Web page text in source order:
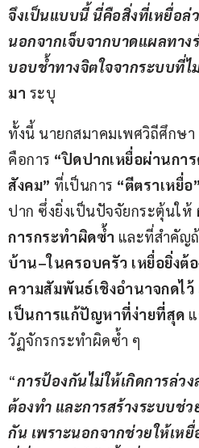
จึงเป็นแบบนี้ นี่คือสิ่งที่เหยื่อล่
นอกจากเจ็บจากบาดแผลทาง
บอบช้ำทางจิตใจจากระบบที่ไ
มา ระบุ
ทั้งนี้ นายกสมาคมเพศวิถีศึกษ
คือการ “ปิดปากเหยื่อผ่านกา
สังคม” ที่เป็นการ “ตีตราเหยื่อ”
ปาก ซึ่งยิ่งเป็นปัจจัยกระตุ้นให้
การกระทำผิดซ้ำ และที่สำคัญ
บ้าน–ในครอบครัว เหยื่อยิ่งต้
ความสัมพันธ์เชิงอำนาจกดไว้
เป็นการแก้ปัญหาที่ง่ายที่สุด
วัฏจักรกระทำผิดซ้ำ ๆ
“การป้องกันไม่ให้เกิดการล่ว
ต้องทำ และการสร้างระบบช่
กัน เพราะนอกจากช่วยให้เห